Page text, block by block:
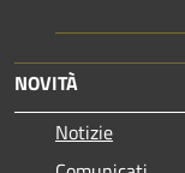
NOVITÀ
Notizie